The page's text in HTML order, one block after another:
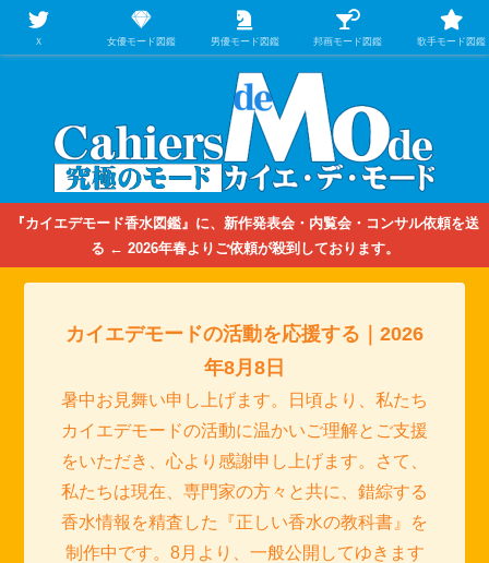
【映画/音楽の中のファッション＆香水】を徹底的に分析するファッション＆ア
パレル業界人のための学習サイト
『カイエデモード香水図鑑』に、新作発表会・内覧会・コンサル依頼を送
る ← 2026年春よりご依頼が殺到しております。
カイエデモードの活動を応援する｜2026
年8月8日
暑中お見舞い申し上げます。日頃より、私たち
カイエデモードの活動に温かいご理解とご支援
をいただき、心より感謝申し上げます。さて、
私たちは現在、専門家の方々と共に、錯綜する
香水情報を精査した『正しい香水の教科書』を
制作中です。8月より、一般公開してゆきます
Ｘ 女優モード図鑑 男優モード図鑑 邦画モード図鑑 歌手モード図鑑